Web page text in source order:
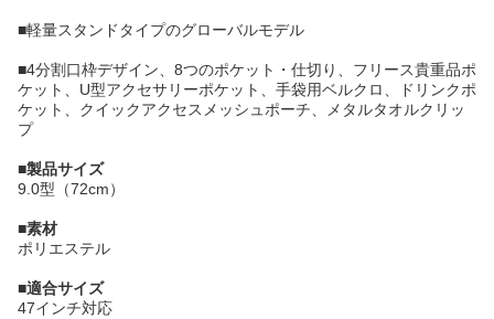
■軽量スタンドタイプのグローバルモデル
■4分割口枠デザイン、8つのポケット・仕切り、フリース貴重品ポ
ケット、U型アクセサリーポケット、手袋用ベルクロ、ドリンクポ
ケット、クイックアクセスメッシュポーチ、メタルタオルクリッ
プ
■製品サイズ
9.0型（72cm）
■素材
ポリエステル
■適合サイズ
47インチ対応